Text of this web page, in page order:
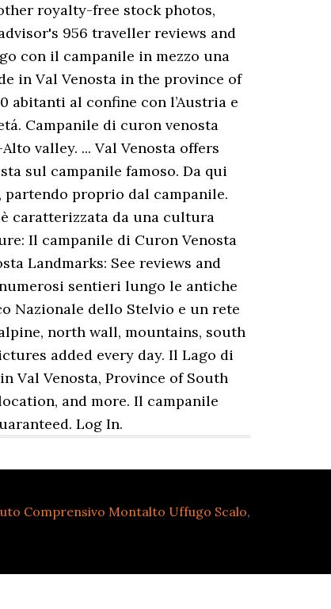
royalty-free stock photos,
956 traveller reviews and
con il campanile in mezzo una
in Val Venosta in the province of
abitanti al confine con l’Austria e
Campanile di curon venosta
valley. ... Val Venosta offers
sul campanile famoso. Da qui
proprio dal campanile.
caratterizzata da una cultura
Il campanile di Curon Venosta
Landmarks: See reviews and
sentieri lungo le antiche
Nazionale dello Stelvio e un rete
north wall, mountains, south
added every day. Il Lago di
Val Venosta, Province of South
and more. Il campanile
Log In.
Comprensivo Montalto Uffugo Scalo,